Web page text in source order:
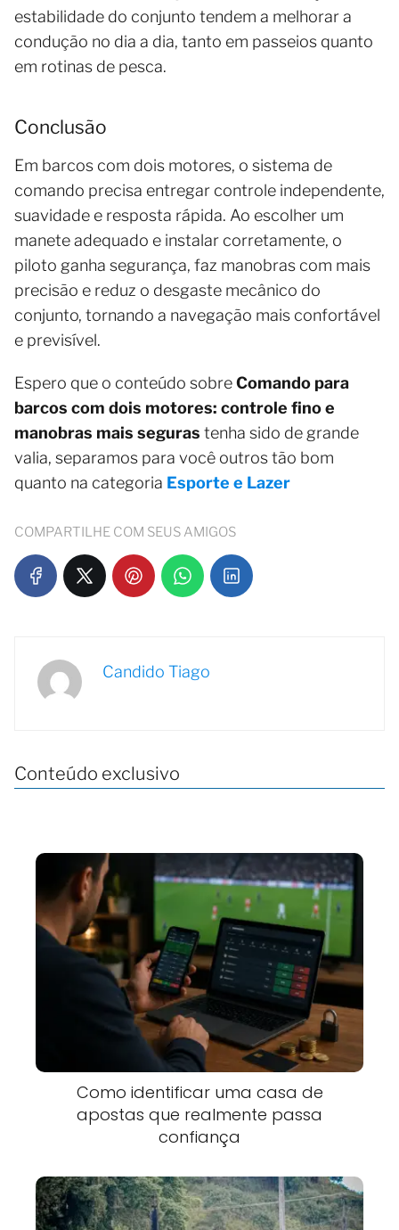
estabilidade do conjunto tendem a melhorar a
condução no dia a dia, tanto em passeios quanto
em rotinas de pesca.
Conclusão
Em barcos com dois motores, o sistema de
comando precisa entregar controle independente,
suavidade e resposta rápida. Ao escolher um
manete adequado e instalar corretamente, o
piloto ganha segurança, faz manobras com mais
precisão e reduz o desgaste mecânico do
conjunto, tornando a navegação mais confortável
e previsível.
Espero que o conteúdo sobreComando para
barcos com dois motores: controle fino e
manobras mais seguras tenha sido de grande
valia, separamos para você outros tão bom
quanto na categoria Esporte e Lazer
COMPARTILHE COM SEUS AMIGOS
Candido Tiago
Conteúdo exclusivo
Como identificar uma casa de
apostas que realmente passa
confiança